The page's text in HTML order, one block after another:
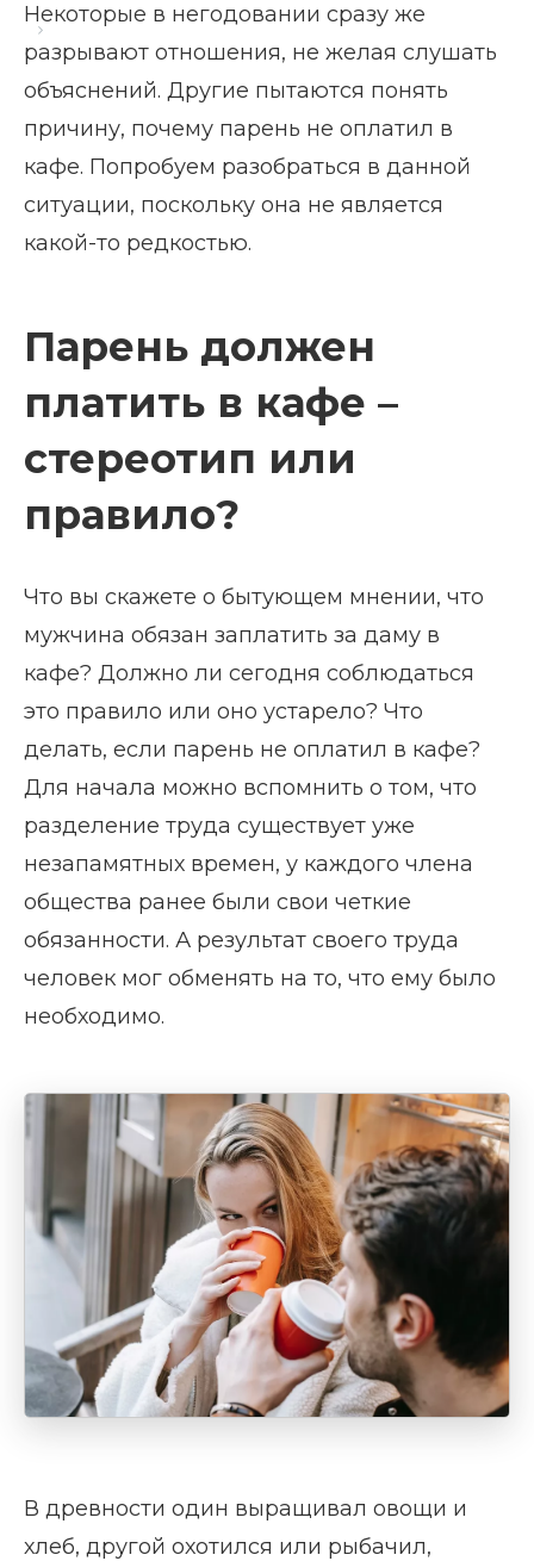
Парень не оплатил в кафе
Некоторые в негодовании сразу же
разрывают отношения, не желая слушать
объяснений. Другие пытаются понять
причину, почему парень не оплатил в
кафе. Попробуем разобраться в данной
ситуации, поскольку она не является
какой-то редкостью.
Парень должен
платить в кафе –
стереотип или
правило?
Что вы скажете о бытующем мнении, что
мужчина обязан заплатить за даму в
кафе? Должно ли сегодня соблюдаться
это правило или оно устарело? Что
делать, если парень не оплатил в кафе?
Для начала можно вспомнить о том, что
разделение труда существует уже
незапамятных времен, у каждого члена
общества ранее были свои четкие
обязанности. А результат своего труда
человек мог обменять на то, что ему было
необходимо.
В древности один выращивал овощи и
хлеб, другой охотился или рыбачил,